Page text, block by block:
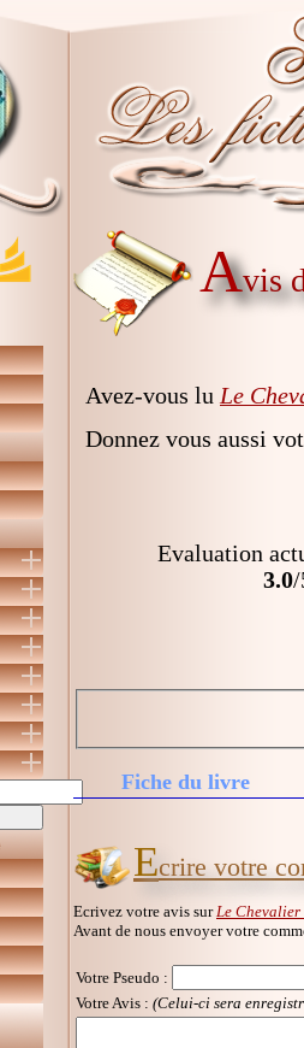
Avis
Avez-vous lu Le
Donnez vous aussi
Evaluation
3.0/
Fiche du livre
Ecrire votre
Ecrivez votre avis sur Le Chevalier
Avant de nous envoyer votre
Votre Pseudo :
Votre Avis : (Celui-ci sera